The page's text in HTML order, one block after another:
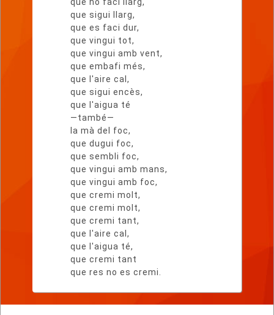
que sigui llarg,
que es faci dur,
que vingui tot,
que vingui amb vent,
que embafi més,
que l'aire cal,
que sigui encès,
que l'aigua té
—també—
la mà del foc,
que dugui foc,
que sembli foc,
que vingui amb mans,
que vingui amb foc,
que cremi molt,
que cremi molt,
que cremi tant,
que l'aire cal,
que l'aigua té,
que cremi tant
que res no es cremi.